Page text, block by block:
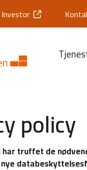
Investor
policy
har truffet de